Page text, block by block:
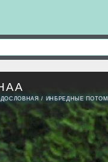
/ ИНБРЕДНЫЕ